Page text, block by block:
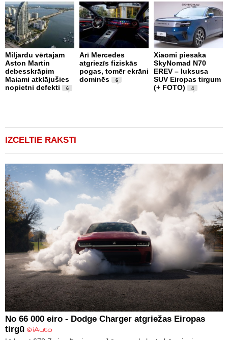
Miljardu vērtajam
Aston Martin
debesskrāpim
Maiami atklājušies
nopietni defekti
6
Arī Mercedes
atgriezīs fiziskās
pogas, tomēr ekrāni
dominēs
6
Xiaomi piesaka
SkyNomad N70
EREV – luksusa
SUV Eiropas tirgum
(+ FOTO)
4
IZCELTIE RAKSTI
No 66 000 eiro - Dodge Charger atgriežas Eiropas
tirgū